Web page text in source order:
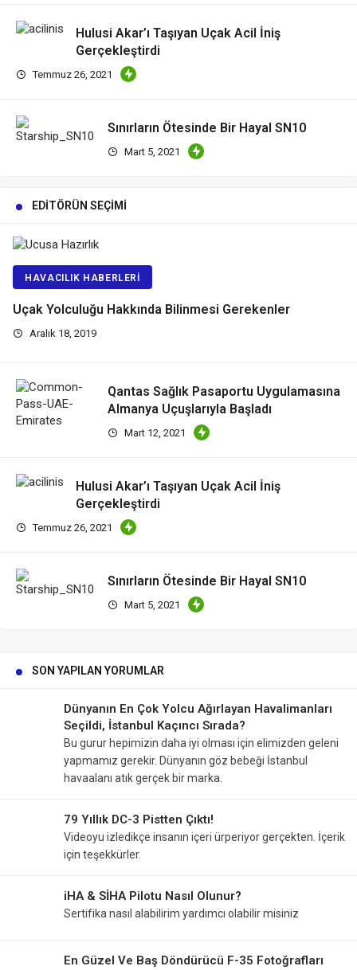
Hulusi Akar’ı Taşıyan Uçak Acil İniş
Gerçekleştirdi
Temmuz 26, 2021
Sınırların Ötesinde Bir Hayal SN10
Mart 5, 2021
EDITÖRÜN SEÇIMI
HAVACILIK HABERLERI
Uçak Yolculuğu Hakkında Bilinmesi Gerekenler
Aralık 18, 2019
Qantas Sağlık Pasaportu Uygulamasına
Almanya Uçuşlarıyla Başladı
Mart 12, 2021
Hulusi Akar’ı Taşıyan Uçak Acil İniş
Gerçekleştirdi
Temmuz 26, 2021
Sınırların Ötesinde Bir Hayal SN10
Mart 5, 2021
SON YAPILAN YORUMLAR
Dünyanın En Çok Yolcu Ağırlayan Havalimanları
Seçildi, İstanbul Kaçıncı Sırada?
Bu gurur hepimizin daha iyi olması için elimizden geleni
yapmamız gerekir. Dünyanın göz bebeği İstanbul
havaalanı atık gerçek bir marka.
79 Yıllık DC-3 Pistten Çıktı!
Videoyu izledikçe insanın içeri ürperiyor gerçekten. İçerik
için teşekkürler.
iHA & SİHA Pilotu Nasıl Olunur?
Sertifika nasıl alabilirim yardımcı olabilir misiniz
En Güzel Ve Baş Döndürücü F-35 Fotoğrafları